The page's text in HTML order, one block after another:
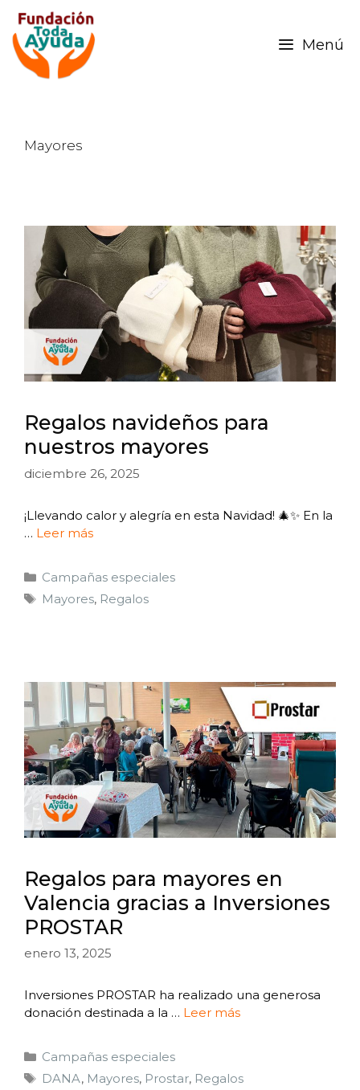
Menú
Mayores
Regalos navideños para
nuestros mayores
diciembre 26, 2025
¡Llevando calor y alegría en esta Navidad! 🎄✨ En la
… Leer más
Campañas especiales
Mayores, Regalos
Regalos para mayores en
Valencia gracias a Inversiones
PROSTAR
enero 13, 2025
Inversiones PROSTAR ha realizado una generosa
donación destinada a la … Leer más
Campañas especiales
DANA, Mayores, Prostar, Regalos